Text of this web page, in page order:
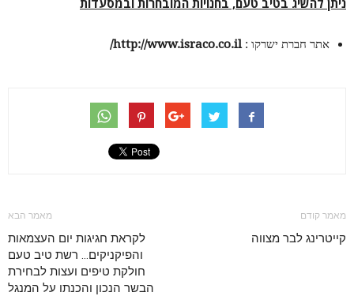
אתר חברת ישרקו :http://www.israco.co.il/
מאמר קודם
קייטרינג לבר מצווה
מאמר הבא
לקראת חגיגות יום העצמאות
והפיקניקים… רשת טיב טעם
חולקת טיפים ועצות לבחירת
הבשר הנכון והכנתו על המנגל